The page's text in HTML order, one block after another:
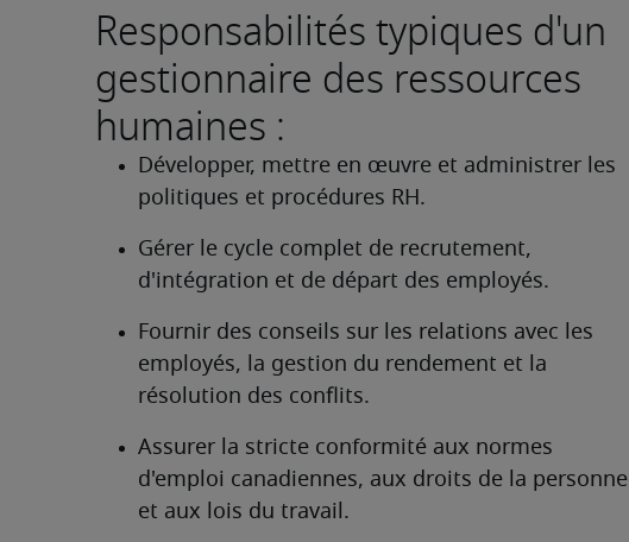
Responsabilités typiques d'un
gestionnaire des ressources
humaines :
Développer, mettre en œuvre et administrer les
politiques et procédures RH.
Gérer le cycle complet de recrutement,
d'intégration et de départ des employés.
Fournir des conseils sur les relations avec les
employés, la gestion du rendement et la
résolution des conflits.
Assurer la stricte conformité aux normes
d'emploi canadiennes, aux droits de la personne
et aux lois du travail.